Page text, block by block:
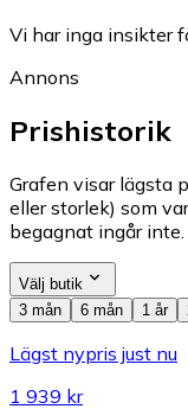
Vi har inga insikter
Annons
Prishistorik
Grafen visar lägsta
eller storlek) som
begagnat ingår inte.
Välj butik
3 mån
6 mån 1 år
Lägst nypris just nu
1 939 kr